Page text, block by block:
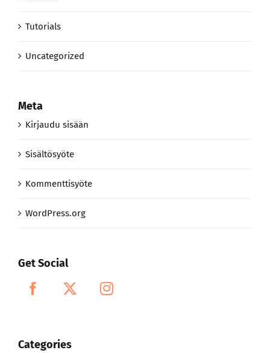
Tutorials
Uncategorized
Meta
Kirjaudu sisään
Sisältösyöte
Kommenttisyöte
WordPress.org
Get Social
Categories